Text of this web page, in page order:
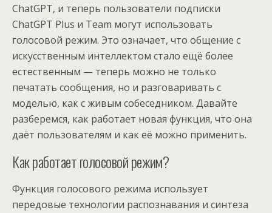
ChatGPT, и теперь пользователи подписки
ChatGPT Plus и Team могут использовать
голосовой режим. Это означает, что общение с
искусственным интеллектом стало ещё более
естественным — теперь можно не только
печатать сообщения, но и разговаривать с
моделью, как с живым собеседником. Давайте
разберемся, как работает новая функция, что она
даёт пользователям и как её можно применить.
Как работает голосовой режим?
Функция голосового режима использует
передовые технологии распознавания и синтеза